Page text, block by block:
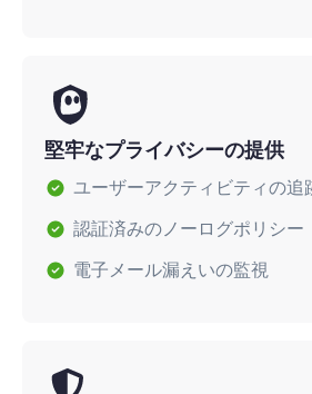
堅牢なプライバシーの提供
ユーザーアクティビティの追
認証済みのノーログポリシー
電子メール漏えいの監視